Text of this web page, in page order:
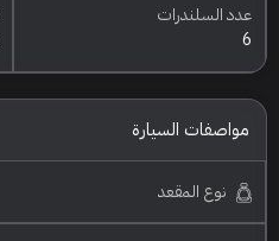
عدد السلندرات
6
مواصفات السيارة
نوع المقعد